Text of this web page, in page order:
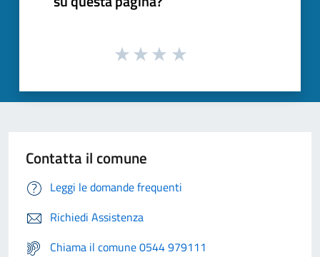
Contatta il comune
Leggi le domande frequenti
Richiedi Assistenza
Chiama il comune 0544 979111